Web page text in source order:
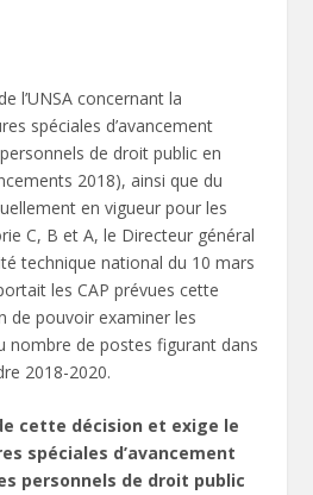
l’UNSA concernant la
spéciales d’avancement
de droit public en
2018), ainsi que du
en vigueur pour les
C, B et A, le Directeur général
technique national du 10 mars
les CAP prévues cette
de pouvoir examiner les
nombre de postes figurant dans
2018-2020.
cette décision et exige le
spéciales d’avancement
personnels de droit public